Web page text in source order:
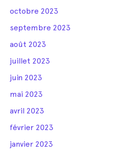
octobre 2023
septembre 2023
août 2023
juillet 2023
juin 2023
mai 2023
avril 2023
février 2023
janvier 2023